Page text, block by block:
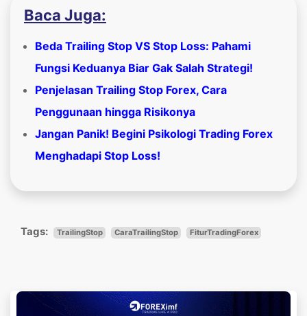
Baca Juga:
Beda Trailing Stop VS Stop Loss: Pahami
Fungsi Keduanya Biar Gak Salah Strategi!
Penjelasan Trailing Stop Forex, Cara
Penggunaan hingga Risikonya
Jangan Panik! Begini Psikologi Trading Forex
Menghadapi Stop Loss!
Tags: TrailingStop CaraTrailingStop FiturTradingForex